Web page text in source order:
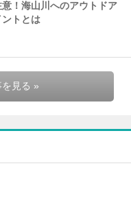
！海山川へのアウトドア
トとは
見る »